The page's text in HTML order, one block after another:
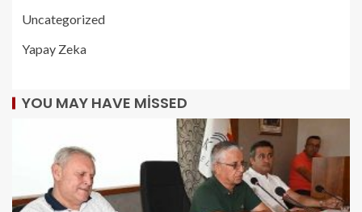
Uncategorized
Yapay Zeka
YOU MAY HAVE MISSED